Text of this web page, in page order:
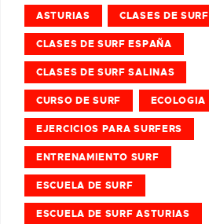
ASTURIAS CLASES DE SURF
CLASES DE SURF ESPAÑA
CLASES DE SURF SALINAS
CURSO DE SURF ECOLOGIA
EJERCICIOS PARA SURFERS
ENTRENAMIENTO SURF
ESCUELA DE SURF
ESCUELA DE SURF ASTURIAS